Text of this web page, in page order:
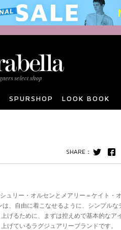
SPURSHOP LOOK BOOK
ュリー・オルセンとメアリー＝ケイト・
、自由に着こなせるように、シンプル
げるために、まずは控えめで基本的な
げているラグジュアリーブランドです。